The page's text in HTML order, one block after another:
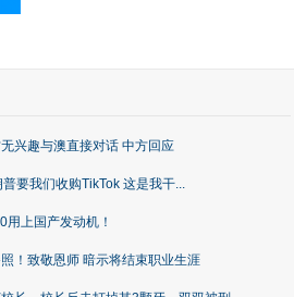
兴趣与澳直接对话 中方回应
要我们收购TikTok 这是我干...
上国产发动机！
！致敬恩师 暗示将结束职业生涯